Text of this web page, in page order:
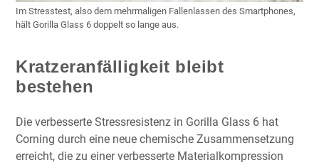
Im Stresstest, also dem mehrmaligen Fallenlassen des Smartphones,
hält Gorilla Glass 6 doppelt so lange aus.
Kratzeranfälligkeit bleibt
bestehen
Die verbesserte Stressresistenz in Gorilla Glass 6 hat
Corning durch eine neue chemische Zusammensetzung
erreicht, die zu einer verbesserte Materialkompression